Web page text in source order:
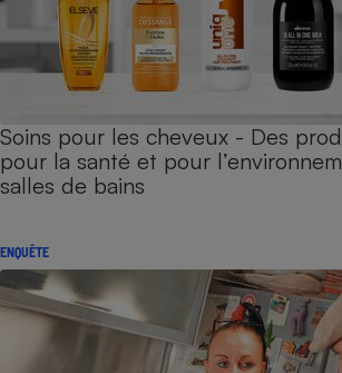
Soins pour les cheveux - Des
pour la santé et pour
salles de bains
ENQUÊTE